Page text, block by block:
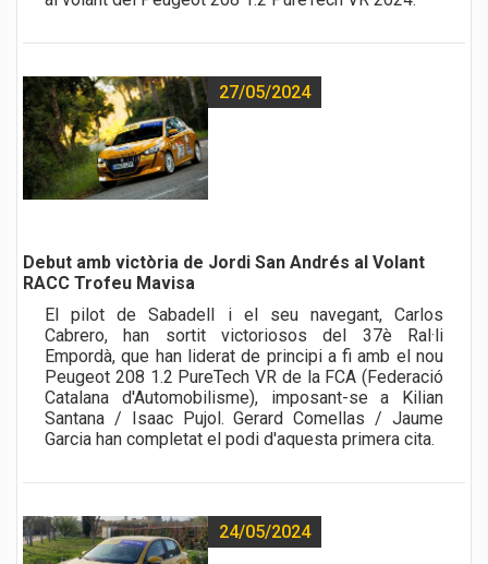
27/05/2024
Debut amb victòria de Jordi San Andrés al Volant
RACC Trofeu Mavisa
El pilot de Sabadell i el seu navegant, Carlos
Cabrero, han sortit victoriosos del 37è Ral·li
Empordà, que han liderat de principi a fi amb el nou
Peugeot 208 1.2 PureTech VR de la FCA (Federació
Catalana d'Automobilisme), imposant-se a Kilian
Santana / Isaac Pujol. Gerard Comellas / Jaume
Garcia han completat el podi d'aquesta primera cita.
24/05/2024